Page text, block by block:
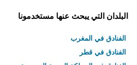
البلدان التي يبحث عنها مستخدمونا
الفنادق في المغرب
الفنادق في قطر